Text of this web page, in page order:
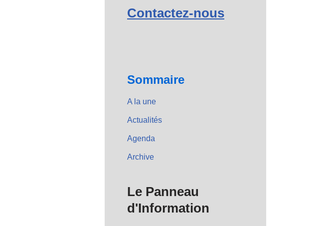
Contactez-nous
Sommaire
A la une
Actualités
Agenda
Archive
Le Panneau
d'Information